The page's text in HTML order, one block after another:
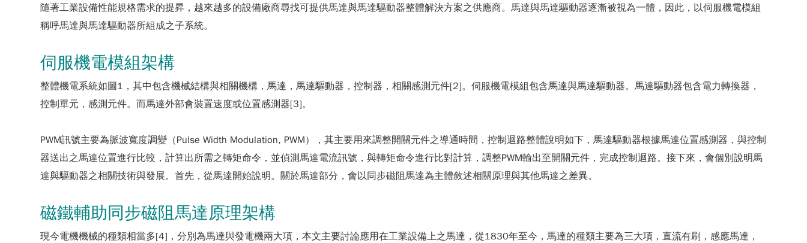
隨著工業設備性能規格需求的提昇，越來越多的設備廠商尋找可提供馬達與馬達驅動器整體解決方案之供應商。馬達與馬達驅動器逐漸被視為一體，因此，以伺服機電模組
稱呼馬達與馬達驅動器所組成之子系統。
伺服機電模組架構
整體機電系統如圖1，其中包含機械結構與相關機構，馬達，馬達驅動器，控制器，相關感測元件[2]。伺服機電模組包含馬達與馬達驅動器。馬達驅動器包含電力轉換器，
控制單元，感測元件。而馬達外部會裝置速度或位置感測器[3]。
PWM訊號主要為脈波寬度調變（Pulse Width Modulation, PWM），其主要用來調整開關元件之導通時間，控制迴路整體說明如下，馬達驅動器根據馬達位置感測器，與控制
器送出之馬達位置進行比較，計算出所需之轉矩命令，並偵測馬達電流訊號，與轉矩命令進行比對計算，調整PWM輸出至開關元件，完成控制迴路。接下來，會個別說明馬
達與驅動器之相關技術與發展。首先，從馬達開始說明。關於馬達部分，會以同步磁阻馬達為主體敘述相關原理與其他馬達之差異。
磁鐵輔助同步磁阻馬達原理架構
現今電機機械的種類相當多[4]，分別為馬達與發電機兩大項，本文主要討論應用在工業設備上之馬達，從1830年至今，馬達的種類主要為三大項，直流有刷，感應馬達，